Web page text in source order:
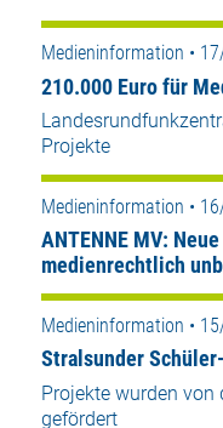
Medieninformation •
210.000 Euro für
Projekte
Medieninformation •
ANTENNE MV:
medienrechtlich
Medieninformation •
Stralsunder
Projekte wurden von
gefördert